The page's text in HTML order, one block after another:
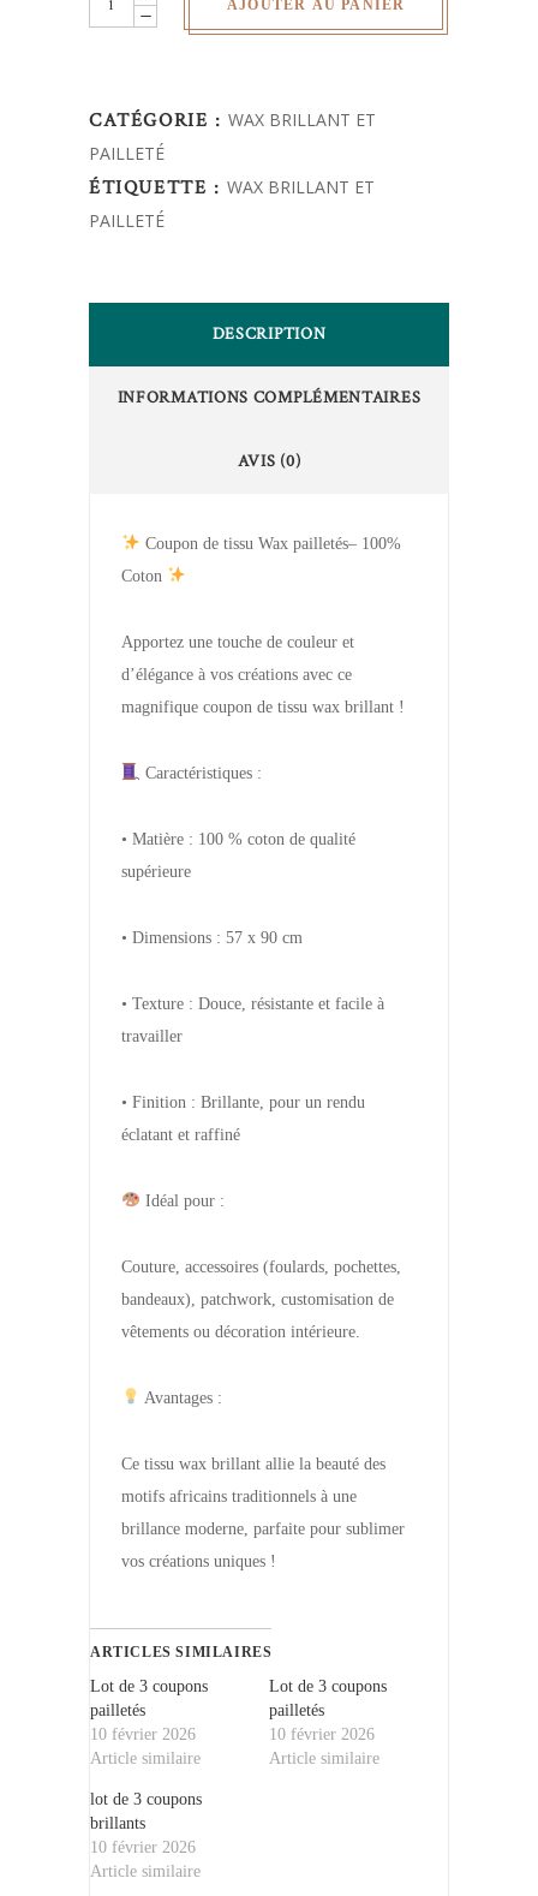
de
pailletés
quantity
AJOUTER AU PANIER
CATÉGORIE :WAX BRILLANT ET
PAILLETÉ
ÉTIQUETTE :WAX BRILLANT ET
PAILLETÉ
DESCRIPTION
INFORMATIONS COMPLÉMENTAIRES
AVIS (0)
Coupon de tissu Wax pailletés– 100%
Coton
Apportez une touche de couleur et
d’élégance à vos créations avec ce
magnifique coupon de tissu wax brillant !
Caractéristiques :
• Matière : 100 % coton de qualité
supérieure
• Dimensions : 57 x 90 cm
• Texture : Douce, résistante et facile à
travailler
• Finition : Brillante, pour un rendu
éclatant et raffiné
Idéal pour :
Couture, accessoires (foulards, pochettes,
bandeaux), patchwork, customisation de
vêtements ou décoration intérieure.
Avantages :
Ce tissu wax brillant allie la beauté des
motifs africains traditionnels à une
brillance moderne, parfaite pour sublimer
vos créations uniques !
ARTICLES SIMILAIRES
Lot de 3 coupons
pailletés
10 février 2026
Article similaire
Lot de 3 coupons
pailletés
10 février 2026
Article similaire
lot de 3 coupons
brillants
10 février 2026
Article similaire